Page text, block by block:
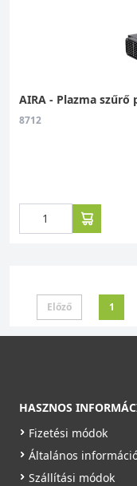
AIRA - Plazma szűrő
8712
Előző 1
HASZNOS
Fizetési módok
Általános
Szállítási módok